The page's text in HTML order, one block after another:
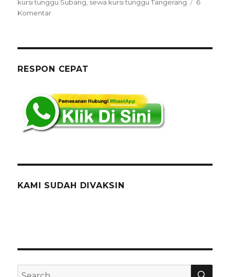
kursi tunggu Subang, sewa kursi tunggu Tangerang
6
Komentarpada
Di
8332-
0001
RESPON CEPAT
KAMI SUDAH DIVAKSIN
Search